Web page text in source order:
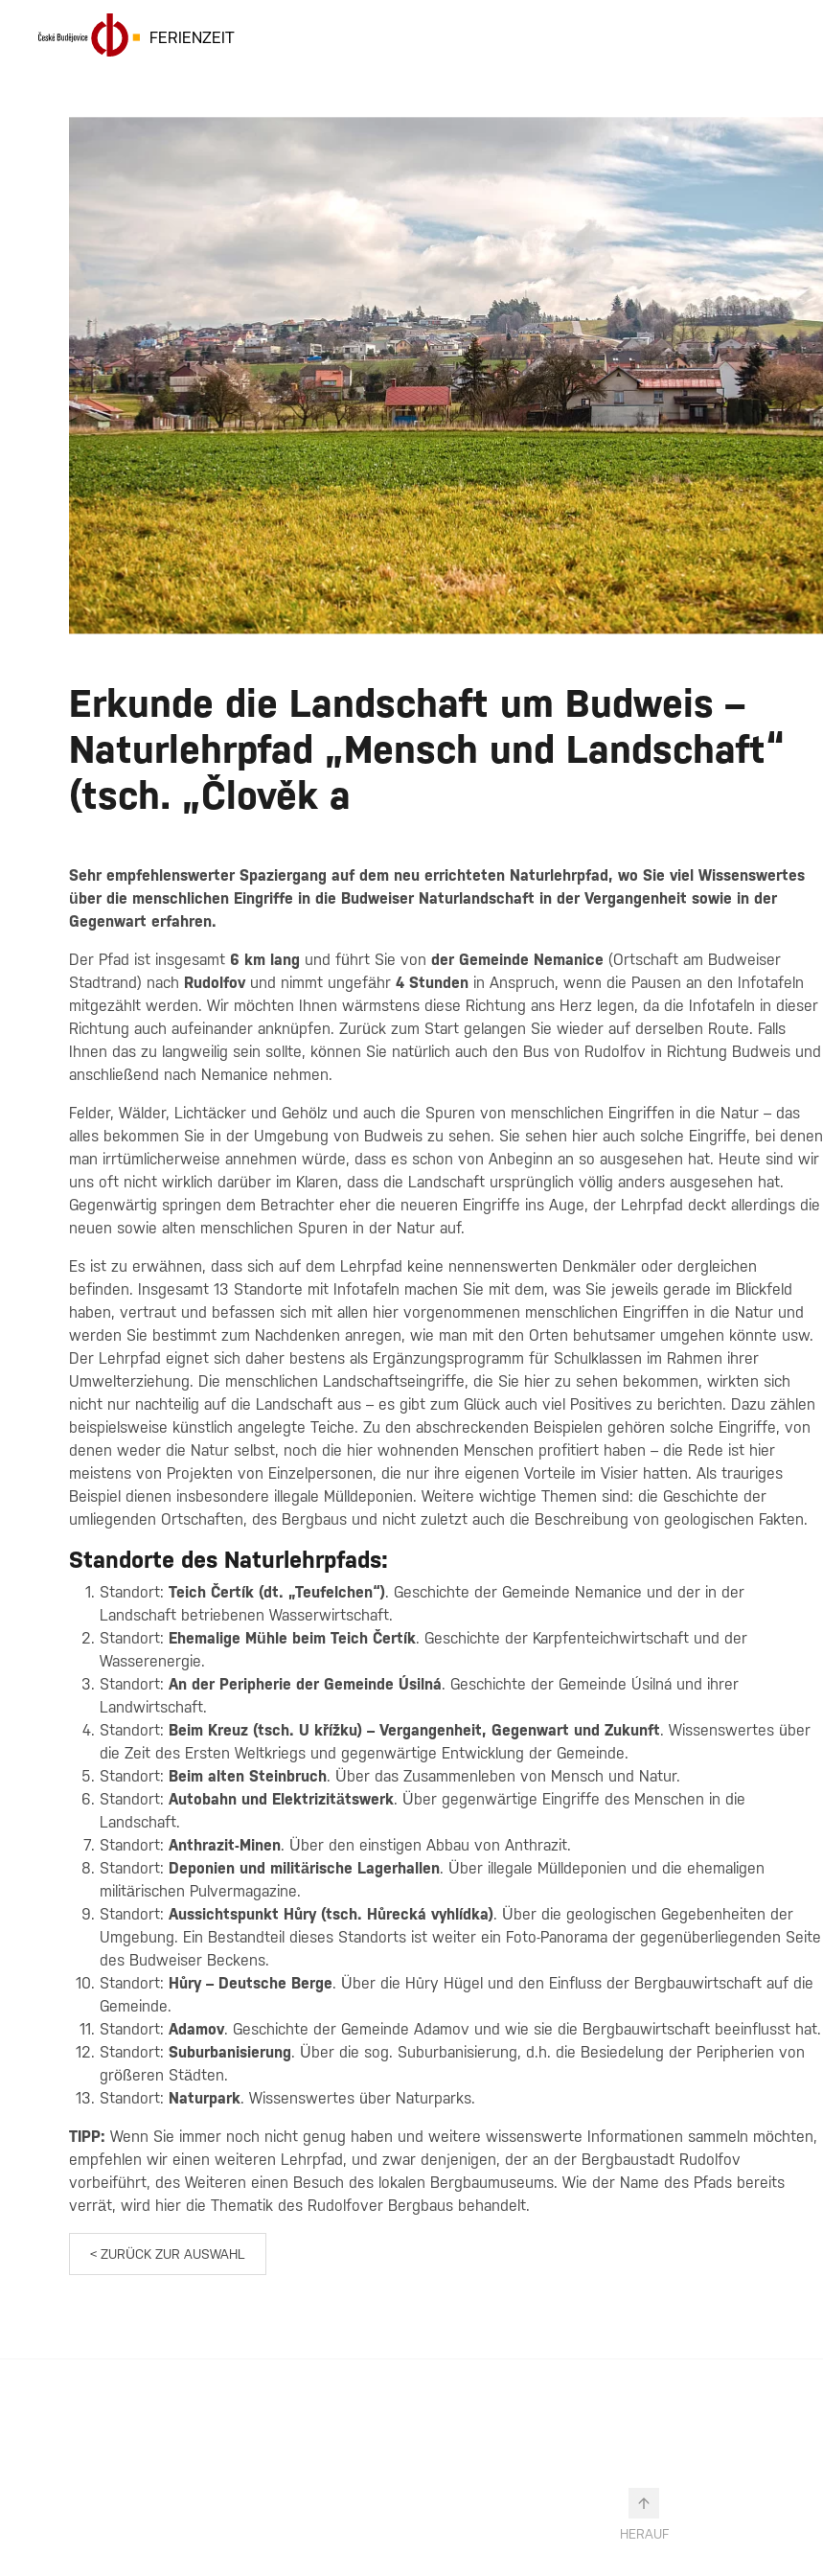
FERIENZEIT
Erkunde die Landschaft um Budweis –
Naturlehrpfad „Mensch und Landschaft“
(tsch. „Člověk a
Sehr empfehlenswerter Spaziergang auf dem neu errichteten Naturlehrpfad, wo Sie viel Wissenswertes
über die menschlichen Eingriffe in die Budweiser Naturlandschaft in der Vergangenheit sowie in der
Gegenwart erfahren.
Der Pfad ist insgesamt 6 km lang und führt Sie von der Gemeinde Nemanice (Ortschaft am Budweiser
Stadtrand) nach Rudolfovund nimmt ungefähr 4 Stunden in Anspruch, wenn die Pausen an den Infotafeln
mitgezählt werden. Wir möchten Ihnen wärmstens diese Richtung ans Herz legen, da die Infotafeln in dieser
Richtung auch aufeinander anknüpfen. Zurück zum Start gelangen Sie wieder auf derselben Route. Falls
Ihnen das zu langweilig sein sollte, können Sie natürlich auch den Bus von Rudolfov in Richtung Budweis und
anschließend nach Nemanice nehmen.
Felder, Wälder, Lichtäcker und Gehölz und auch die Spuren von menschlichen Eingriffen in die Natur – das
alles bekommen Sie in der Umgebung von Budweis zu sehen. Sie sehen hier auch solche Eingriffe, bei denen
man irrtümlicherweise annehmen würde, dass es schon von Anbeginn an so ausgesehen hat. Heute sind wir
uns oft nicht wirklich darüber im Klaren, dass die Landschaft ursprünglich völlig anders ausgesehen hat.
Gegenwärtig springen dem Betrachter eher die neueren Eingriffe ins Auge, der Lehrpfad deckt allerdings die
neuen sowie alten menschlichen Spuren in der Natur auf.
Es ist zu erwähnen, dass sich auf dem Lehrpfad keine nennenswerten Denkmäler oder dergleichen
befinden. Insgesamt 13 Standorte mit Infotafeln machen Sie mit dem, was Sie jeweils gerade im Blickfeld
haben, vertraut und befassen sich mit allen hier vorgenommenen menschlichen Eingriffen in die Natur und
werden Sie bestimmt zum Nachdenken anregen, wie man mit den Orten behutsamer umgehen könnte usw.
Der Lehrpfad eignet sich daher bestens als Ergänzungsprogramm für Schulklassen im Rahmen ihrer
Umwelterziehung. Die menschlichen Landschaftseingriffe, die Sie hier zu sehen bekommen, wirkten sich
nicht nur nachteilig auf die Landschaft aus – es gibt zum Glück auch viel Positives zu berichten. Dazu zählen
beispielsweise künstlich angelegte Teiche. Zu den abschreckenden Beispielen gehören solche Eingriffe, von
denen weder die Natur selbst, noch die hier wohnenden Menschen profitiert haben – die Rede ist hier
meistens von Projekten von Einzelpersonen, die nur ihre eigenen Vorteile im Visier hatten. Als trauriges
Beispiel dienen insbesondere illegale Mülldeponien. Weitere wichtige Themen sind: die Geschichte der
umliegenden Ortschaften, des Bergbaus und nicht zuletzt auch die Beschreibung von geologischen Fakten.
Standorte des Naturlehrpfads:
Standort: Teich Čertík (dt. „Teufelchen“). Geschichte der Gemeinde Nemanice und der in der
Landschaft betriebenen Wasserwirtschaft.
Standort: Ehemalige Mühle beim Teich Čertík. Geschichte der Karpfenteichwirtschaft und der
Wasserenergie.
Standort: An der Peripherie der Gemeinde Úsilná. Geschichte der Gemeinde Úsilná und ihrer
Landwirtschaft.
Standort: Beim Kreuz (tsch. U křížku) – Vergangenheit, Gegenwart und Zukunft. Wissenswertes über
die Zeit des Ersten Weltkriegs und gegenwärtige Entwicklung der Gemeinde.
Standort: Beim alten Steinbruch. Über das Zusammenleben von Mensch und Natur.
Standort: Autobahn und Elektrizitätswerk. Über gegenwärtige Eingriffe des Menschen in die
Landschaft.
Standort: Anthrazit-Minen. Über den einstigen Abbau von Anthrazit.
Standort: Deponien und militärische Lagerhallen. Über illegale Mülldeponien und die ehemaligen
militärischen Pulvermagazine.
Standort: Aussichtspunkt Hůry (tsch. Hůrecká vyhlídka). Über die geologischen Gegebenheiten der
Umgebung. Ein Bestandteil dieses Standorts ist weiter ein Foto-Panorama der gegenüberliegenden Seite
des Budweiser Beckens.
Standort: Hůry – Deutsche Berge. Über die Hůry Hügel und den Einfluss der Bergbauwirtschaft auf die
Gemeinde.
Standort: Adamov. Geschichte der Gemeinde Adamov und wie sie die Bergbauwirtschaft beeinflusst hat.
Standort: Suburbanisierung. Über die sog. Suburbanisierung, d.h. die Besiedelung der Peripherien von
größeren Städten.
Standort: Naturpark. Wissenswertes über Naturparks.
TIPP: Wenn Sie immer noch nicht genug haben und weitere wissenswerte Informationen sammeln möchten,
empfehlen wir einen weiteren Lehrpfad, und zwar denjenigen, der an der Bergbaustadt Rudolfov
vorbeiführt, des Weiteren einen Besuch des lokalen Bergbaumuseums. Wie der Name des Pfads bereits
verrät, wird hier die Thematik des Rudolfover Bergbaus behandelt.
< ZURÜCK ZUR AUSWAHL
HERAUF